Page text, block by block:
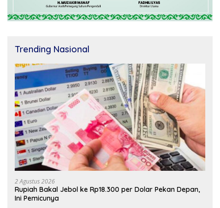
Trending Nasional
2 Agustus 2026
Rupiah Bakal Jebol ke Rp18.300 per Dolar Pekan Depan,
Ini Pemicunya